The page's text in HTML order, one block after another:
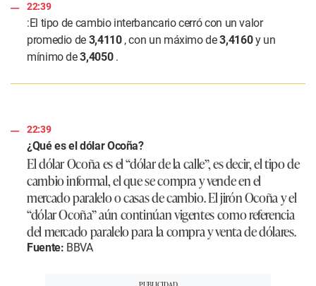
22:39
:El tipo de cambio interbancario cerró con un valor
promedio de 3,4110, con un máximo de3,4160y un
mínimo de3,4050.
22:39
¿Qué es el dólar Ocoña?
El dólar Ocoña es el “dólar de la calle”, es decir, el tipo de
cambio informal, el que se compra y vende en el
mercado paralelo o casas de cambio. El jirón Ocoña y el
“dólar Ocoña” aún continúan vigentes como referencia
del mercado paralelo para la compra y venta de dólares.
Fuente: BBVA